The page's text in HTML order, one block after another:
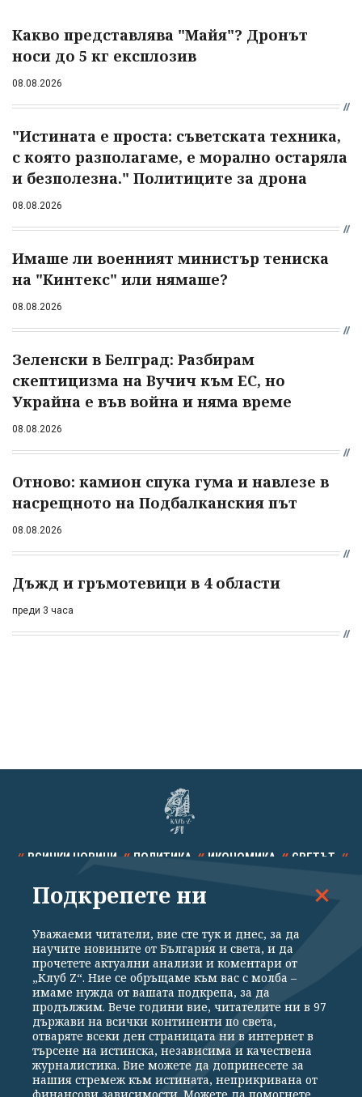
Какво представлява "Майя"? Дронът
носи до 5 кг експлозив
08.08.2026
"Истината е проста: съветската техника,
с която разполагаме, е морално остаряла
и безполезна." Политиците за дрона
08.08.2026
Имаше ли военният министър тениска
на "Кинтекс" или нямаше?
08.08.2026
Зеленски в Белград: Разбирам
скептицизма на Вучич към ЕС, но
Украйна е във война и няма време
08.08.2026
Отново: камион спука гума и навлезе в
насрещното на Подбалканския път
08.08.2026
Дъжд и гръмотевици в 4 области
преди 3 часа
ВСИЧКИ НОВИНИ ПОЛИТИКА ИКОНОМИКА СВЕТЪТ
СПОРТ КУЛТУРА ТЕХНОЛОГИИ КАЛЕЙДОСКОП
Общи условия
Политика за поверителност
Реклама
Партньори Контакти
За Клуб Z
Екип
Подкрепете ни
Подкрепете ни
Уважаеми читатели, вие сте тук и днес, за да
научите новините от България и света, и да
прочетете актуални анализи и коментари от
„Клуб Z“. Ние се обръщаме към вас с молба –
имаме нужда от вашата подкрепа, за да
продължим. Вече години вие, читателите ни в 97
държави на всички континенти по света,
отваряте всеки ден страницата ни в интернет в
търсене на истинска, независима и качествена
журналистика. Вие можете да допринесете за
нашия стремеж към истината, неприкривана от